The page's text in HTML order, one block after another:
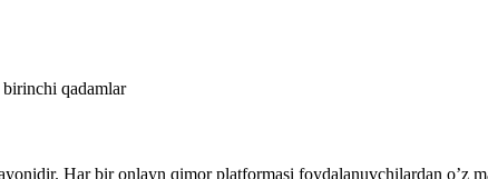
qadamlar
Har bir onlayn qimor platformasi foydalanuvchilardan